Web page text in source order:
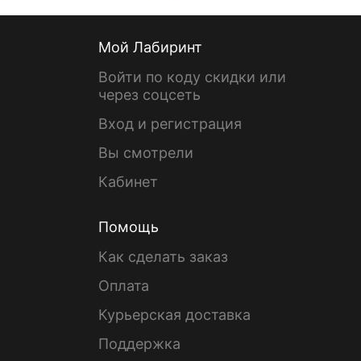
Мой Лабиринт
Войти по коду скидки или
через соцсеть
Вход и регистрация
Вы смотрели
Кабинет
Помощь
Как сделать заказ
Оплата
Курьерская доставка
Поддержка